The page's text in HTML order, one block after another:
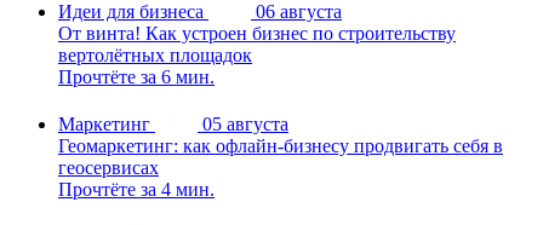
Идеи для бизнеса
06 августа
От винта! Как устроен бизнес по строительству
вертолётных площадок
Прочтёте за 6 мин.
Маркетинг
05 августа
Геомаркетинг: как офлайн-бизнесу продвигать себя в
геосервисах
Прочтёте за 4 мин.